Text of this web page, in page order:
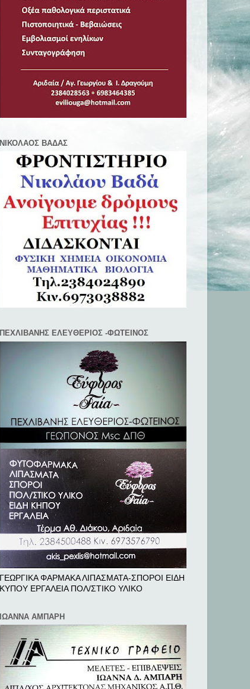
ΝΙΚΟΛΑΟΣ ΒΑΔΑΣ
ΠΕΧΛΙΒANΗΣ ΕΛΕΥΘΕΡΙΟΣ -ΦΩΤΕΙΝΟΣ
ΓΕΩΡΓΙΚΑ ΦΑΡΜΑΚΑ ΛΙΠΑΣΜΑΤΑ-ΣΠΟΡΟΙ ΕΙΔΗ
ΚΥΠΟΥ ΕΡΓΑΛΕΙΑ ΠΟΛ/ΣΤΙΚΟ ΥΛΙΚΟ
ΙΩΑΝΝΑ ΑΜΠΑΡΗ